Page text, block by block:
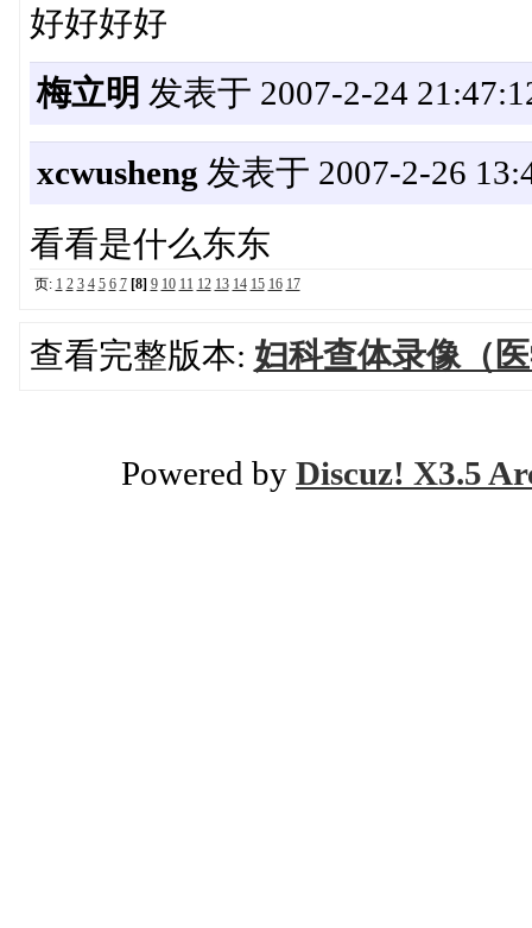
好好好好
梅立明 发表于 2007-2-24
xcwusheng 发表于 2007-2-26
看看是什么东东
页: 1 2 3 4 5 6 7 [8] 9 10 11 12 13 14 15 16 17
查看完整版本: 妇科查体录像（
Powered by Discuz! X3.5